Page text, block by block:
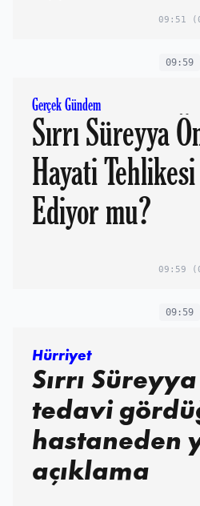
09:51
09:59
Gerçek Gündem
Sırrı Süreyya
Hayati
Ediyor mu?
09:59
09:59
Hürriyet
Sırrı
tedavi
hastaneden
açıklama